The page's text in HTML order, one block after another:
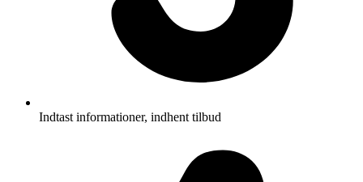
Indtast informationer, indhent tilbud